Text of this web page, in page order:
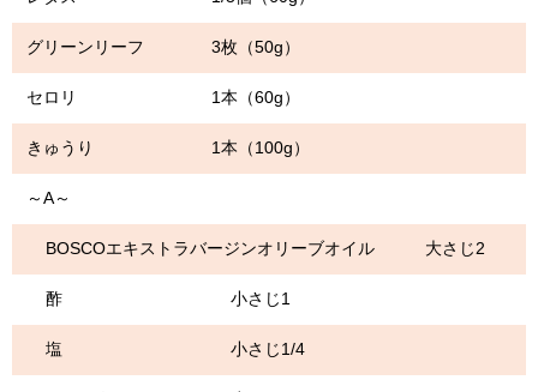
グリーンリーフ 3枚（50g）
セロリ 1本（60g）
きゅうり 1本（100g）
～A～
BOSCOエキストラバージンオリーブオイル 大さじ2
酢 小さじ1
塩 小さじ1/4